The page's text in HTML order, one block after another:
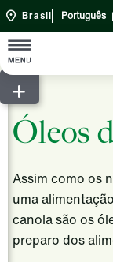
Início
Sobre
Visão geral da
Nossa história
Engajamento da
Produtos e
Agricultura
Brasil Português |
Óleos
Assim como os
uma
canola são os
preparo dos